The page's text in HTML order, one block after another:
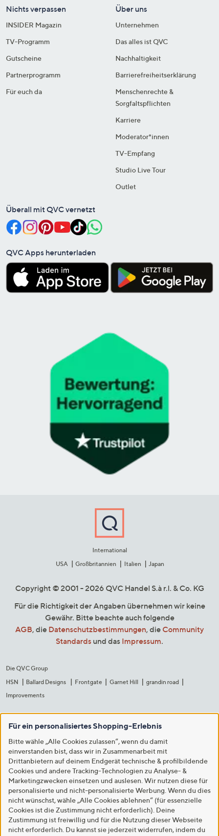
Nichts verpassen
INSIDER Magazin
TV-Programm
Gutscheine
Partnerprogramm
Für euch da
Über uns
Unternehmen
Das alles ist QVC
Nachhaltigkeit
Barrierefreiheitserklärung
Menschenrechte &
Sorgfaltspflichten
Karriere
Moderator*innen
TV-Empfang
Studio Live Tour
Outlet
Überall mit QVC vernetzt
QVC Apps herunterladen
International
USA
Großbritannien Italien Japan
Copyright © 2001 - 2026 QVC Handel S.à r.l. & Co. KG
Für die Richtigkeit der Angaben übernehmen wir keine
Gewähr. Bitte beachte auch folgende
AGB, die Datenschutzbestimmungen, die Community
Standards und das Impressum.
Die QVC Group
HSN
Ballard Designs Frontgate Garnet Hill
grandin road
Improvements
Für ein personalisiertes Shopping-Erlebnis
Bitte wähle „Alle Cookies zulassen“, wenn du damit
einverstanden bist, dass wir in Zusammenarbeit mit
Drittanbietern auf deinem Endgerät technische & profilbildende
Cookies und andere Tracking-Technologien zu Analyse- &
Marketingzwecken einsetzen und auslesen. Wir nutzen diese für
personalisierte und nicht-personalisierte Werbung. Wenn du dies
nicht wünschst, wähle „Alle Cookies ablehnen“ (für essenzielle
Cookies ist die Zustimmung nicht erforderlich). Deine
Zustimmung ist freiwillig und für die Nutzung dieser Webseite
nicht erforderlich. Du kannst sie jederzeit widerrufen, indem du